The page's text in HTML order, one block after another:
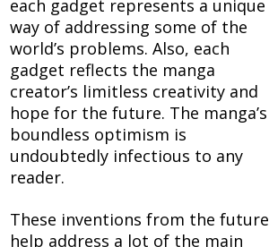
each gadget represents a unique
way of addressing some of the
world’s problems. Also, each
gadget reflects the manga
creator’s limitless creativity and
hope for the future. The manga’s
boundless optimism is
undoubtedly infectious to any
reader.
These inventions from the future
help address a lot of the main